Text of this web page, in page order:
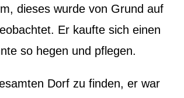
dieses wurde von Grund auf
Er kaufte sich einen
so hegen und pflegen.
Dorf zu finden, er war